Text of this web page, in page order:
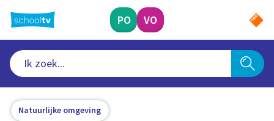
naar
hoofdinhoud
PO VO
Natuurlijke omgeving